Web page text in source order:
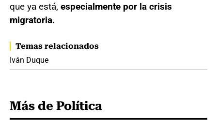
que ya está, especialmente por la crisis
migratoria.
Temas relacionados
Iván Duque
Más de Política